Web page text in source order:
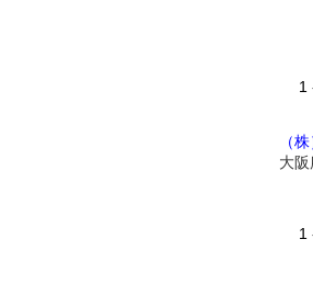
1 -
（
大
1 -